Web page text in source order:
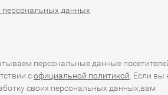
персональных данных
персональные данные
софициальной политикой . Если вы
своих персональных данных,вам